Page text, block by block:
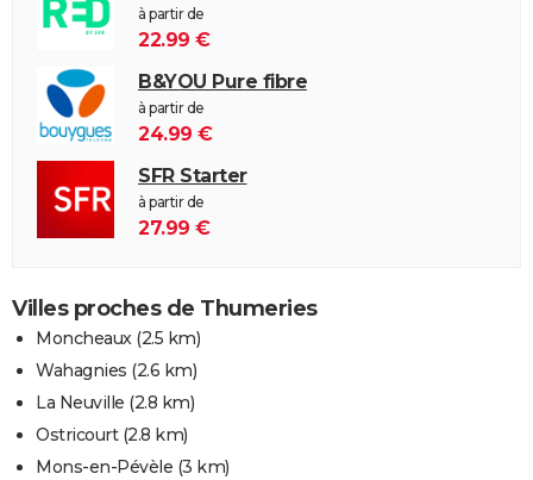
à partir de
22.99 €
B&YOU Pure fibre
à partir de
24.99 €
SFR Starter
à partir de
27.99 €
Villes proches de Thumeries
Moncheaux (2.5 km)
Wahagnies (2.6 km)
La Neuville (2.8 km)
Ostricourt(2.8 km)
Mons-en-Pévèle (3 km)